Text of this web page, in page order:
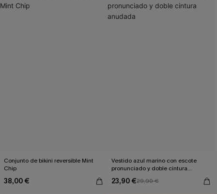
Conjunto de bikini reversible Mint
Chip
38,00 €
Vestido azul marino con escote
pronunciado y doble cintura
23,90 €29,90 €